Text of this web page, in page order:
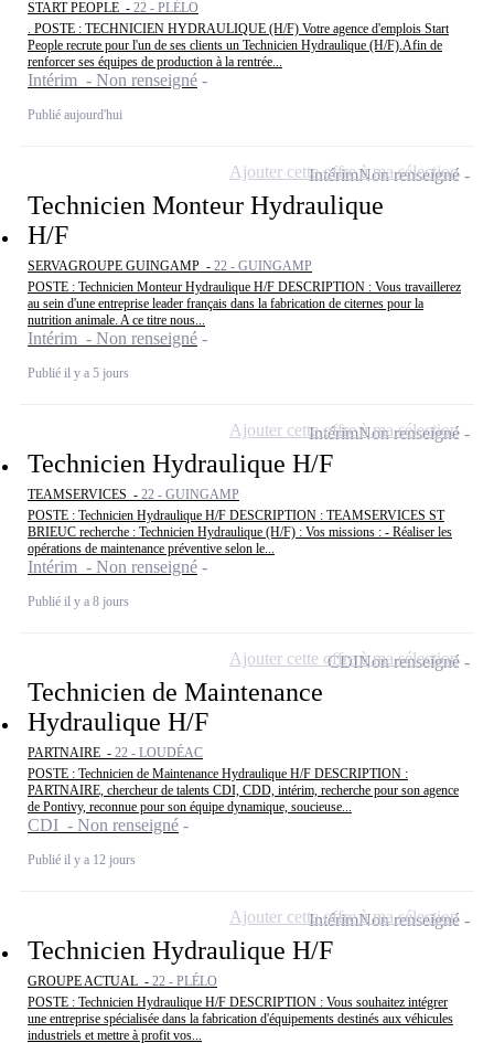
START PEOPLE - 22 - PLÉLO
. POSTE : TECHNICIEN HYDRAULIQUE (H/F) Votre agence d'emplois Start
People recrute pour l'un de ses clients un Technicien Hydraulique (H/F).Afin de
renforcer ses équipes de production à la rentrée...
Intérim - Non renseigné
Publié aujourd'hui
Technicien Monteur Hydraulique
H/F
SERVAGROUPE GUINGAMP - 22 - GUINGAMP
POSTE : Technicien Monteur Hydraulique H/F DESCRIPTION : Vous travaillerez
au sein d'une entreprise leader français dans la fabrication de citernes pour la
nutrition animale. A ce titre nous...
Intérim - Non renseigné
Publié il y a 5 jours
IntérimNon renseigné
Ajouter cette offre à ma sélection
Technicien Hydraulique H/F
TEAMSERVICES - 22 - GUINGAMP
POSTE : Technicien Hydraulique H/F DESCRIPTION : TEAMSERVICES ST
BRIEUC recherche : Technicien Hydraulique (H/F) : Vos missions : - Réaliser les
opérations de maintenance préventive selon le...
Intérim - Non renseigné
Publié il y a 8 jours
IntérimNon renseigné
Ajouter cette offre à ma sélection
Technicien de Maintenance
Hydraulique H/F
PARTNAIRE - 22 - LOUDÉAC
POSTE : Technicien de Maintenance Hydraulique H/F DESCRIPTION :
PARTNAIRE, chercheur de talents CDI, CDD, intérim, recherche pour son agence
de Pontivy, reconnue pour son équipe dynamique, soucieuse...
CDI - Non renseigné
Publié il y a 12 jours
CDINon renseigné
Ajouter cette offre à ma sélection
Technicien Hydraulique H/F
GROUPE ACTUAL - 22 - PLÉLO
POSTE : Technicien Hydraulique H/F DESCRIPTION : Vous souhaitez intégrer
une entreprise spécialisée dans la fabrication d'équipements destinés aux véhicules
industriels et mettre à profit vos...
IntérimNon renseigné
Ajouter cette offre à ma sélection